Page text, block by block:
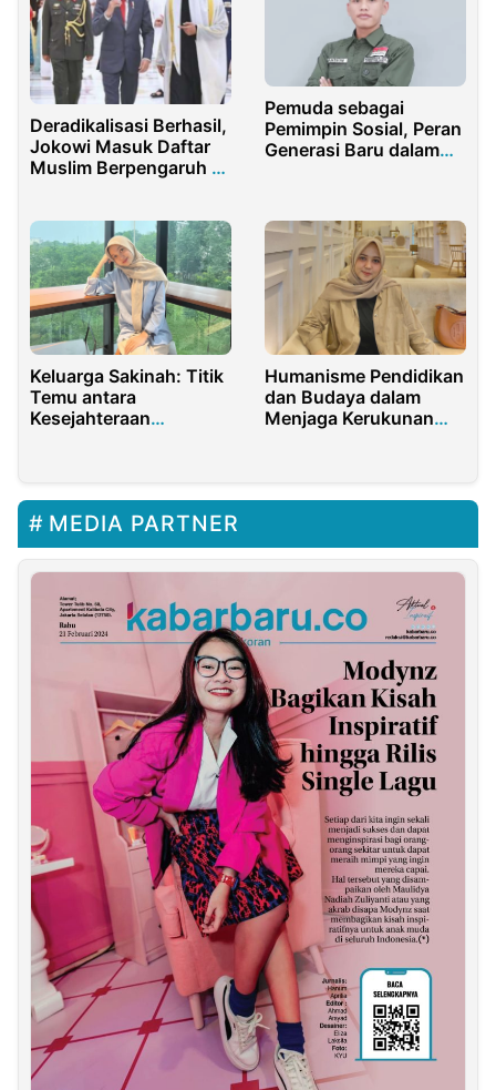
Deradikalisasi Berhasil,
Jokowi Masuk Daftar
Muslim Berpengaruh di
Pemuda sebagai
Pemimpin Sosial, Peran
Generasi Baru dalam
Keluarga Sakinah: Titik
Temu antara
Kesejahteraan
Humanisme Pendidikan
dan Budaya dalam
Menjaga Kerukunan
MEDIA PARTNER